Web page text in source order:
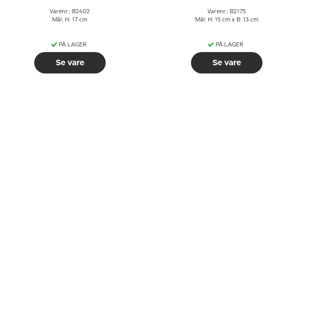
Varenr.: B2402
Mål: H: 17 cm
PÅ LAGER
Se vare
Varenr.: B2175
Mål: H: 15 cm x B: 13 cm
PÅ LAGER
Se vare